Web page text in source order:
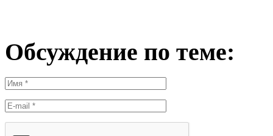
Обсуждение по теме: